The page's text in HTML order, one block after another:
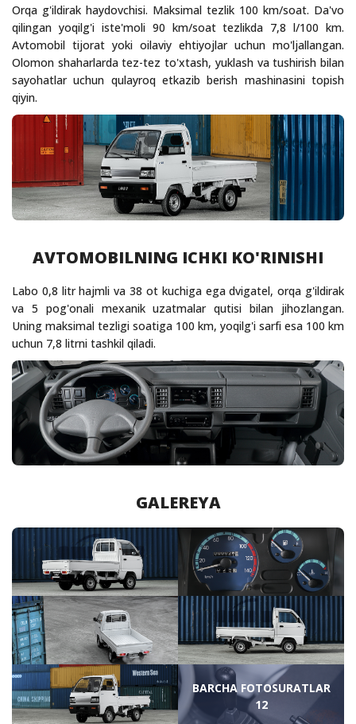
Orqa g'ildirak haydovchisi. Maksimal tezlik 100 km/soat. Da'vo
qilingan yoqilg'i iste'moli 90 km/soat tezlikda 7,8 l/100 km.
Avtomobil tijorat yoki oilaviy ehtiyojlar uchun mo'ljallangan.
Olomon shaharlarda tez-tez to'xtash, yuklash va tushirish bilan
sayohatlar uchun qulayroq etkazib berish mashinasini topish
qiyin.
AVTOMOBILNING ICHKI KO'RINISHI
Labo 0,8 litr hajmli va 38 ot kuchiga ega dvigatel, orqa g'ildirak
va 5 pog'onali mexanik uzatmalar qutisi bilan jihozlangan.
Uning maksimal tezligi soatiga 100 km, yoqilg'i sarfi esa 100 km
uchun 7,8 litrni tashkil qiladi.
GALEREYA
BARCHA FOTOSURATLAR
12